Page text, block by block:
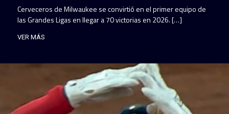
Cerveceros de Milwaukee se convirtió en el primer equipo de
las Grandes Ligas en llegar a 70 victorias en 2026. […]
VER MÁS